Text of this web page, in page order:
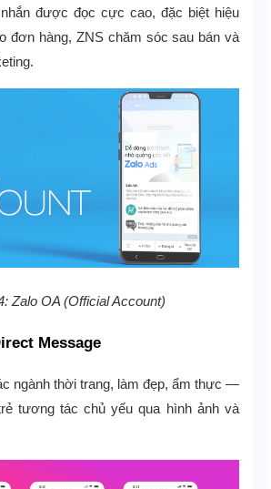
được đọc cực cao, đặc biệt hiệu
đơn hàng, ZNS chăm sóc sau bán và
Zalo OA (Official Account)
Message
ngành thời trang, làm đẹp, ẩm thực —
tương tác chủ yếu qua hình ảnh và